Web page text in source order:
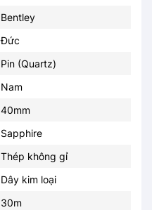
Bentley
Đức
Pin (Quartz)
Nam
40mm
Sapphire
Thép không gỉ
Dây kim loại
30m